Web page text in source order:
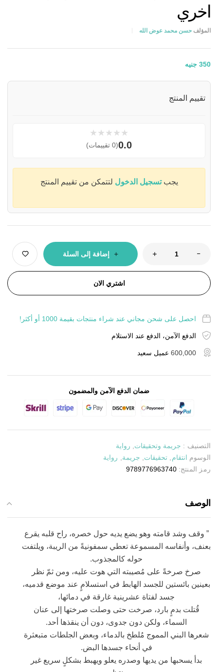
اخري
المؤلف حسن محمد عوض الله
350 جنيه
تقييم المنتج
★
★
★
★
★
0.0(0 تقييمات)
يجبتسجيل الدخول لتتمكن من تقييم المنتج
إضافة إلى السلة
اشتري الان
احصل على شحن مجاني عند شراء منتجات بقيمة 1000 أو أكثر!
الدفع الآمن، الدفع عند الاستلام
600,000 عميل سعيد
ضمان الدفع الآمن والمضمون
التصنيف : جريمة وتحقيقات
رواية
الوسوم انتقام تحقيقات جريمة
رواية
رمز المنتج: 9789776963740
الوصف
” وقف وشد قامته وهو يضع يديه حول خصره، راح قلبه يقرع
بعنف، وأنفاسه المسموعة تعطي سمفونيةً من الريبة، ويلتفت
حوله كالمجذوب.
صرخ صرخةً على مُصيبته التي هوت عليه، ومن ثمّ نظر
بعينين بائستين للجسد الهابط في استسلامٍ عند موضع قدميه،
جسد لفتاة عشرينية غارقة في دمائها،
قُتلت بدمٍ بارد، صرخت حتى وصلت صرختها إلى عنان
السماء، ولكن دون جدوى، دون أن ينقذها أحد.
شعرها البني المموج مُلطخ بالدماء، وبعض الجلطات متبعثرة
في أنحاء جسدها البض.
بدأ يسحبها من يديها وصدره يعلو ويهبط بشكلٍ سريع غير